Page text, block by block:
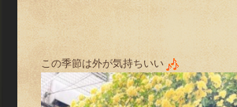
この季節は外が気持ちいい